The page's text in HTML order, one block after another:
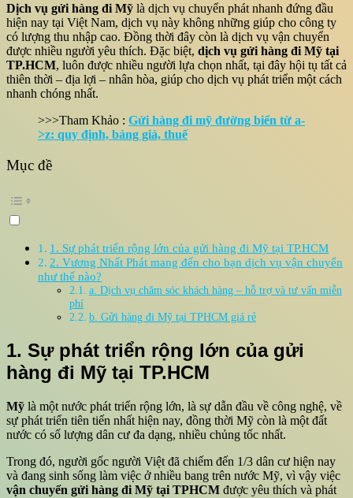
Dịch vụ gửi hàng đi Mỹ là dịch vụ chuyển phát nhanh đứng đầu
hiện nay tại Việt Nam, dịch vụ này không những giúp cho công ty
có lượng thu nhập cao. Đồng thời đây còn là dịch vụ vận chuyển
được nhiều người yêu thích. Đặc biệt, dịch vụ gửi hàng đi Mỹ tại
TP.HCM, luôn được nhiều người lựa chọn nhất, tại đây hội tụ tất cả
thiên thời – địa lợi – nhân hòa, giúp cho dịch vụ phát triển một cách
nhanh chóng nhất.
>>>Tham Khảo : Gửi hàng đi mỹ đường biển từ a-
>z: quy định, bảng giá, thuế
Mục đề
1. Sự phát triển rộng lớn của gửi hàng đi Mỹ tại TP.HCM
2. Vương Nhất Phát mang đến cho bạn dịch vụ vận chuyển
như thế nào?
a. Dịch vụ chăm sóc khách hàng – hỗ trợ và tư vấn miễn
phí
b. Gửi hàng đi Mỹ tại TPHCM giá rẻ
1. Sự phát triển rộng lớn của gửi
hàng đi Mỹ tại TP.HCM
Mỹ là một nước phát triển rộng lớn, là sự dẫn đầu về công nghệ, về
sự phát triển tiên tiến nhất hiện nay, đồng thời Mỹ còn là một đất
nước có số lượng dân cư đa dạng, nhiều chủng tốc nhất.
Trong đó, người gốc người Việt đã chiếm đến 1/3 dân cư hiện nay
và đang sinh sống làm việc ở nhiều bang trên nước Mỹ, vì vậy việc
vận chuyển gửi hàng đi Mỹ tại TPHCM được yêu thích và phát